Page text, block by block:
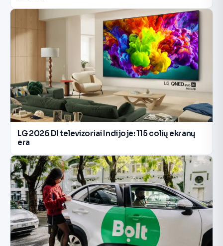
LG 2026 DI televizoriai Indijoje: 115 colių ekranų
era